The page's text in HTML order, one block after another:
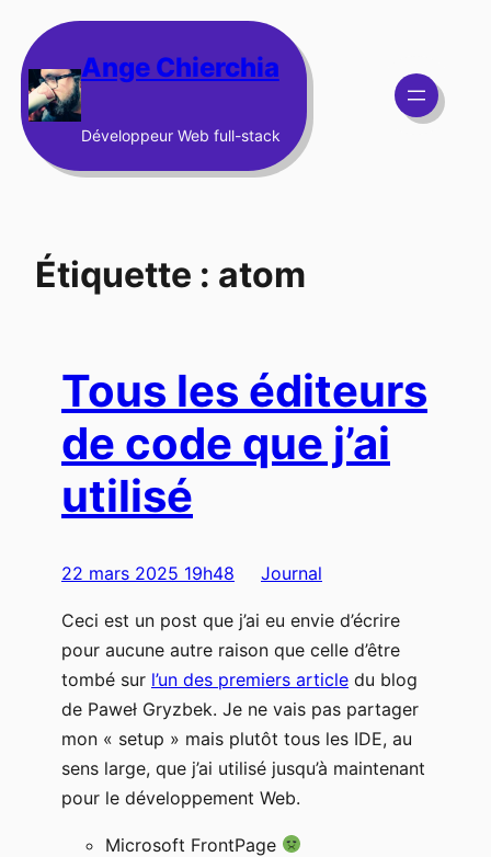
au
contenu Ange Chierchia
Développeur Web full-stack
Étiquette : atom
Tous les éditeurs
de code que j’ai
utilisé
22 mars 2025 19h48 Journal
Ceci est un post que j’ai eu envie d’écrire
pour aucune autre raison que celle d’être
tombé sur l’un des premiers article du blog
de Paweł Gryzbek. Je ne vais pas partager
mon « setup » mais plutôt tous les IDE, au
sens large, que j’ai utilisé jusqu’à maintenant
pour le développement Web.
Microsoft FrontPage